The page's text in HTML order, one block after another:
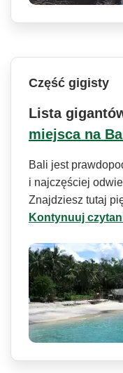
Część gigisty
Lista
miejsca na
Bali jest
i najczęściej
Znajdziesz tutaj
Kontynuuj